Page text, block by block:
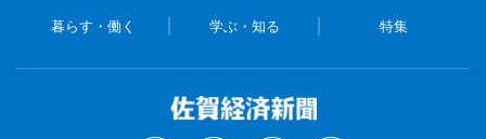
暮らす・働く 学ぶ・知る 特集